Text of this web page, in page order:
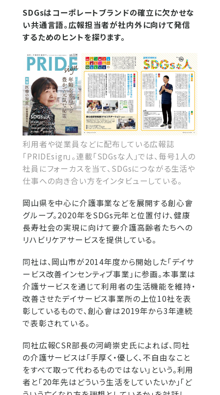
SDGsはコーポレートブランドの確立に欠かせな
い共通言語。広報担当者が社内外に向けて発信
するためのヒントを探ります。
利用者や従業員などに配布している広報誌
「PRIDEsign」。連載「SDGsな人」では、毎号1人の
社員にフォーカスを当て、SDGsにつながる生活や
仕事への向き合い方をインタビューしている。
岡山県を中心に介護事業などを展開する創心會
グループ。2020年をSDGs元年と位置付け、健康
長寿社会の実現に向けて要介護高齢者たちへの
リハビリケアサービスを提供している。
同社は、岡山市が2014年度から開始した「デイサ
ービス改善インセンティブ事業」に参画。本事業は
介護サービスを通じて利用者の生活機能を維持・
改善させたデイサービス事業所の上位10社を表
彰しているもので、創心會は2019年から3年連続
で表彰されている。
同社広報CSR部長の河﨑崇史氏によれば、同社
の介護サービスは「手厚く・優しく、不自由なこと
をすべて取って代わるものではない」という。利用
者と「20年先はどういう生活をしていたいか」「ど